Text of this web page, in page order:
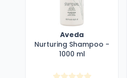
Aveda
Nurturing Shampoo -
1000 ml